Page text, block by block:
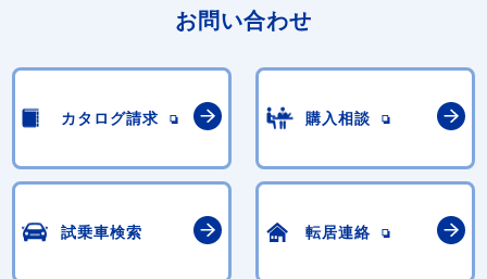
お問い合わせ
カタログ請求 購入相談
試乗車検索 転居連絡